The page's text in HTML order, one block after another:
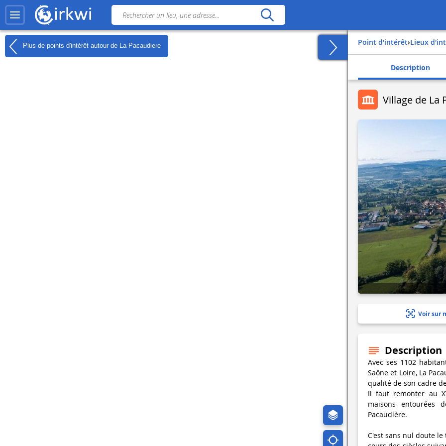
Plus de points d'intérêt autour de La Pacaudiere Point d'intérêt› Lieux
Description
Village de La
Voir sur
Description
Avec ses 1102
Saône et Loire, La
qualité de son cadre
Il faut remonter au
maisons entourées
Pacaudière.
C'est sans nul doute le